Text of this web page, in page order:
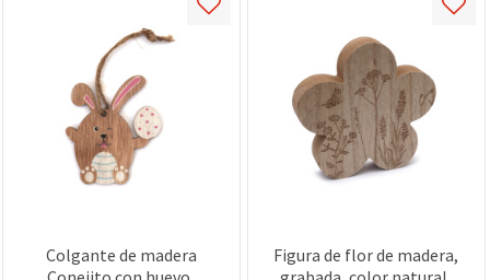
Colgante de madera
Figura de flor de madera,